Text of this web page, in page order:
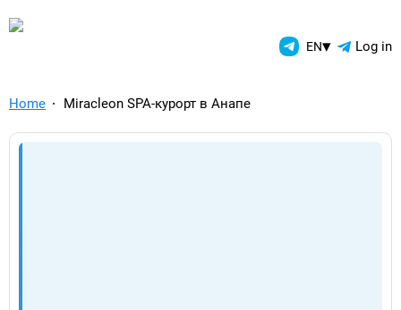
TelegramAds.com — EN▾ Log in
Home Miracleon SPA-курорт в Анапе